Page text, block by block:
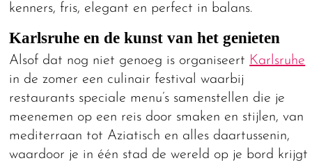
kenners, fris, elegant en perfect in balans.
Karlsruhe en de kunst van het genieten
Alsof dat nog niet genoeg is organiseert Karlsruhe
in de zomer een culinair festival waarbij
restaurants speciale menu’s samenstellen die je
meenemen op een reis door smaken en stijlen, van
mediterraan tot Aziatisch en alles daartussenin,
waardoor je in één stad de wereld op je bord krijgt